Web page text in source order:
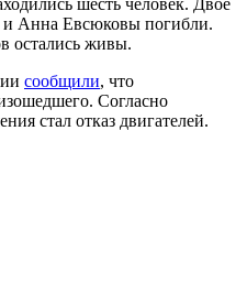
и Анна Евсюковы погибли.
остались живы.
сообщили, что
Согласно
стал отказ двигателей.